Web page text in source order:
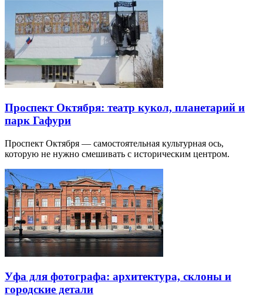
Проспект Октября: театр кукол, планетарий и
парк Гафури
Проспект Октября — самостоятельная культурная ось,
которую не нужно смешивать с историческим центром.
Уфа для фотографа: архитектура, склоны и
городские детали